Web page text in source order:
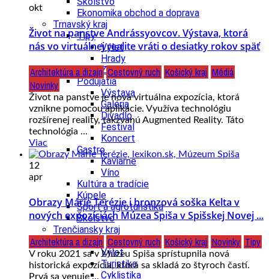
Ekonomika obchod a doprava
Trnavský kraj
Tipy
Výlet
Hrady
Zámok
Podujatia
Výstava
Galéria
Divadlo
Festival
Koncert
Gastro
Kaviarne
Víno
Kultúra a tradície
Kúpele
Šport a agroturistika
Školstvo
Trenčiansky kraj
Tipy
Výlet
Turistika
Cyklistika
okt
Život na panstve Andrássyovcov. Výstava, ktorá
nás vo virtuálnej realite vráti o desiatky rokov späť
Architektúra a dizajn Cestovný ruch Košický kraj Médiá
Novinky
Život na panstve je nová virtuálna expozícia, ktorá
vznikne pomocou aplikácie. Využíva technológiu
rozšírenej reality, takzvanú Augmented Reality. Táto
technológia ...
Viac
12
apr
Obrazy Márie Terézie i bronzová soška Kelta v
nových expozíciách Múzea Spiša v Spišskej Novej ...
Architektúra a dizajn Cestovný ruch Košický kraj Novinky Tipy
V roku 2021 sa v Múzeu Spiša sprístupnila nová
historická expozícia, ktorá sa skladá zo štyroch častí.
Prvá sa venuje ...